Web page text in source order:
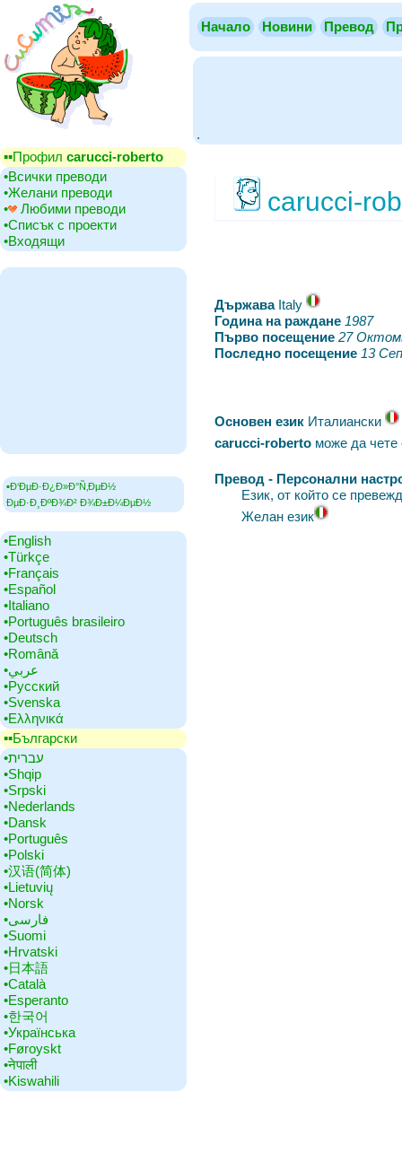
Начало Новини Превод
.
▪▪‎Профил carucci-roberto
•‎Всички преводи
•‎Желани преводи
•‎
Любими преводи
•‎Списък с проекти
•‎Входящи
▪Ð‘ÐµÐ·Ð¿Ð»Ð°Ñ‚ÐµÐ½
ÐµÐ·Ð¸ÐºÐ¾Ð² Ð¾Ð±Ð¼ÐµÐ½
•‎English
•‎Türkçe
•‎Français
•‎Español
•‎Italiano
•‎Português brasileiro
•‎Deutsch
•‎Română
•‎عربي
•‎Русский
•‎Svenska
•‎Ελληνικά
▪▪‎Български
•‎עברית
•‎Shqip
•‎Srpski
•‎Nederlands
•‎Dansk
•‎Português
•‎Polski
•‎汉语(简体)
•‎Lietuvių
•‎Norsk
•‎فارسی
•‎Suomi
•‎Hrvatski
•‎日本語
•‎Català
•‎Esperanto
•‎한국어
•‎Українська
•‎Føroyskt
•‎नेपाली
•‎Kiswahili
carucci-
Държава‎Italy
Година на раждане 1987
Първо посещение 27
Последно посещение 13
Основен език ‎Италиански
carucci-roberto може да
Превод - Персонални
Език, от който се
Желан език